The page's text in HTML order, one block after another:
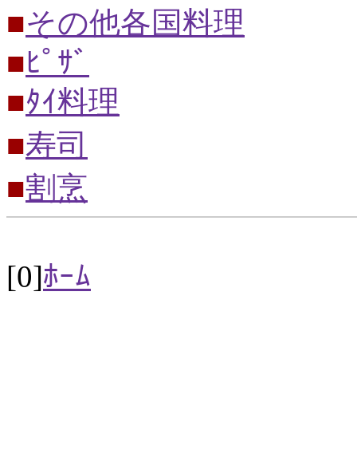
■その他各国料理
■ﾋﾟｻﾞ
■ﾀｲ料理
■寿司
■割烹
[0]ﾎｰﾑ